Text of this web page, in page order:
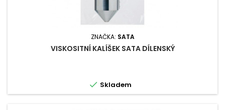
ZNAČKA: SATA
VISKOSITNÍ KALÍŠEK SATA DÍLENSKÝ
 Skladem